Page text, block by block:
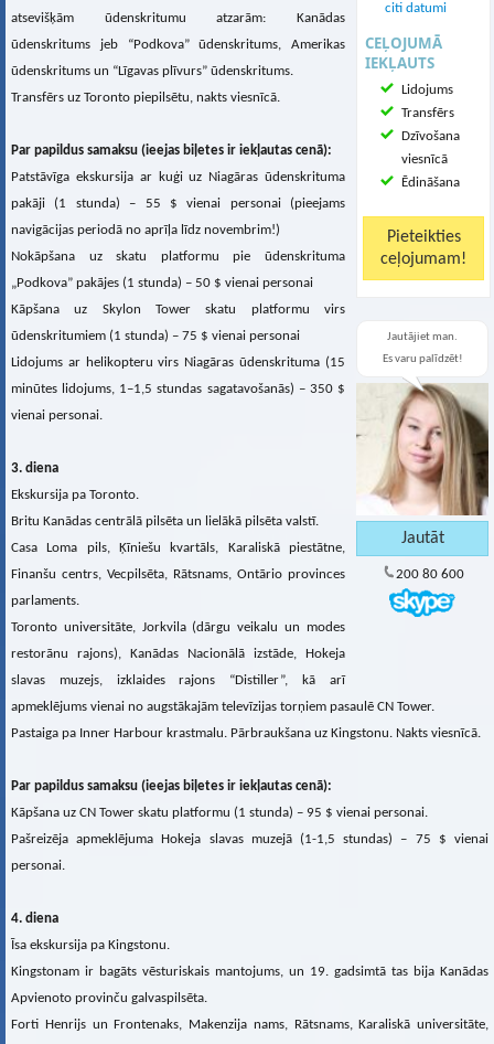
citi datumi
CEĻOJUMĀ
IEKĻAUTS
Lidojums
Transfērs
Dzīvošana
viesnīcā
Ēdināšana
Jautājiet man.
Es varu palīdzēt!
200 80 600
atsevišķām ūdenskritumu atzarām: Kanādas
ūdenskritums jeb “Podkova” ūdenskritums, Amerikas
ūdenskritums un “Līgavas plīvurs” ūdenskritums.
Transfērs uz Toronto piepilsētu, nakts viesnīcā.
Par papildus samaksu (ieejas biļetes ir iekļautas cenā):
Patstāvīga ekskursija ar kuģi uz Niagāras ūdenskrituma
pakāji (1 stunda) – 55 $ vienai personai (pieejams
navigācijas periodā no aprīļa līdz novembrim!)
Nokāpšana uz skatu platformu pie ūdenskrituma
„Podkova” pakājes (1 stunda) – 50 $ vienai personai
Kāpšana uz Skylon Tower skatu platformu virs
ūdenskritumiem (1 stunda) – 75 $ vienai personai
Lidojums ar helikopteru virs Niagāras ūdenskrituma (15
minūtes lidojums, 1–1,5 stundas sagatavošanās) – 350 $
vienai personai.
3. diena
Ekskursija pa Toronto.
Britu Kanādas centrālā pilsēta un lielākā pilsēta valstī.
Casa Loma pils, Ķīniešu kvartāls, Karaliskā piestātne,
Finanšu centrs, Vecpilsēta, Rātsnams, Ontārio provinces
parlaments.
Toronto universitāte, Jorkvila (dārgu veikalu un modes
restorānu rajons), Kanādas Nacionālā izstāde, Hokeja
slavas muzejs, izklaides rajons “Distiller”, kā arī
apmeklējums vienai no augstākajām televīzijas torņiem pasaulē CN Tower.
Pastaiga pa Inner Harbour krastmalu. Pārbraukšana uz Kingstonu. Nakts viesnīcā.
Par papildus samaksu (ieejas biļetes ir iekļautas cenā):
Kāpšana uz CN Tower skatu platformu (1 stunda) – 95 $ vienai personai.
Pašreizēja apmeklējuma Hokeja slavas muzejā (1-1,5 stundas) – 75 $ vienai
personai.
4. diena
Īsa ekskursija pa Kingstonu.
Kingstonam ir bagāts vēsturiskais mantojums, un 19. gadsimtā tas bija Kanādas
Apvienoto provinču galvaspilsēta.
Forti Henrijs un Frontenaks, Makenzija nams, Rātsnams, Karaliskā universitāte,